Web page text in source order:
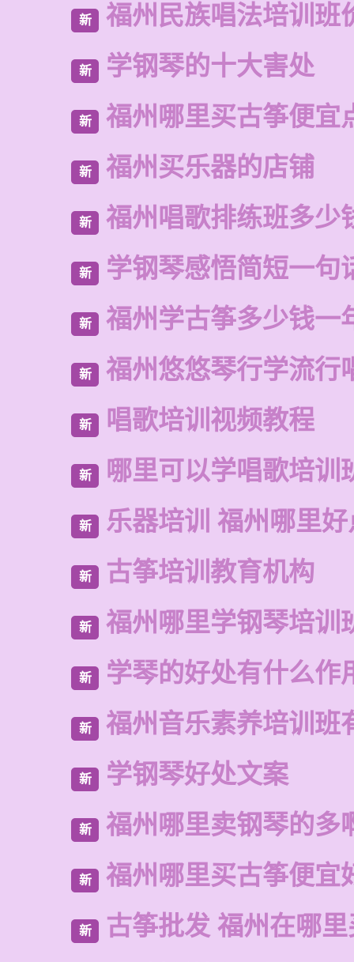
新 福州民族唱法培训班
新 学钢琴的十大害处
新 福州哪里买古筝便宜
新 福州买乐器的店铺
新 福州唱歌排练班多少
新 学钢琴感悟简短一句
新 福州学古筝多少钱一
新 福州悠悠琴行学流行
新 唱歌培训视频教程
新 哪里可以学唱歌培训
新 乐器培训 福州哪里
新 古筝培训教育机构
新 福州哪里学钢琴培训
新 学琴的好处有什么作
新 福州音乐素养培训班
新 学钢琴好处文案
新 福州哪里卖钢琴的多
新 福州哪里买古筝便宜
新 古筝批发 福州在哪